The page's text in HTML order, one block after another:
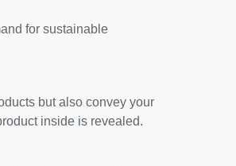
for sustainable
but also convey your
inside is revealed.